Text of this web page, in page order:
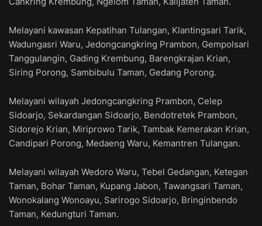
Melayani kawasan Kepatihan Tulangan, Klantingsari Tarik,
Wadungasri Waru, Jedongcangkring Prambon, Gempolsari
Tanggulangin, Gading Krembung, Barengkrajan Krian,
Siring Porong, Sambibulu Taman, Gedang Porong.
Melayani wilayah Jedongcangkring Prambon, Celep
Sidoarjo, Sekardangan Sidoarjo, Bendotretek Prambon,
Sidorejo Krian, Miriprowo Tarik, Tambak Kemerakan Krian,
Candipari Porong, Medaeng Waru, Kemantren Tulangan.
Melayani wilayah Wedoro Waru, Tebel Gedangan, Ketegan
Taman, Bohar Taman, Kupang Jabon, Tawangsari Taman,
Wonokalang Wonoayu, Sarirogo Sidoarjo, Bringinbendo
Taman, Kedungturi Taman.